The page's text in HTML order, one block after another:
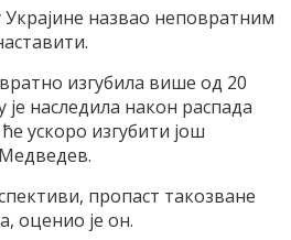
Украјине назвао неповратним
изгубила више од 20
је наследила након распада
ускоро изгубити још
пропаст такозване
оценио је он.